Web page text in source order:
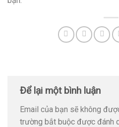
Để lại một bình luận
Email của bạn sẽ không
trường bắt buộc được đánh